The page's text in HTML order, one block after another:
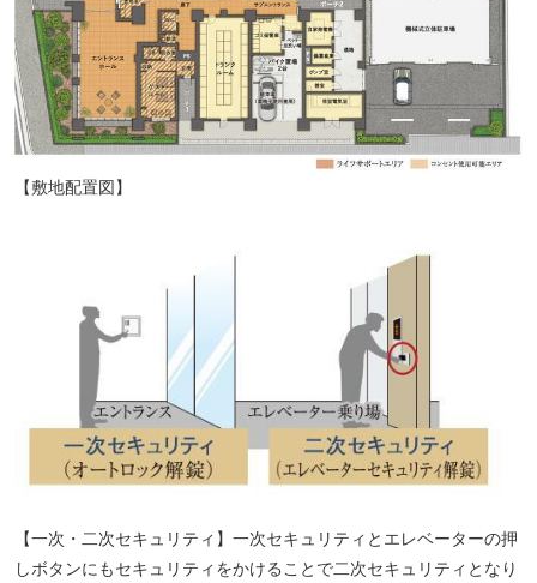
【敷地配置図】
【一次・二次セキュリティ】一次セキュリティとエレベーターの押
しボタンにもセキュリティをかけることで二次セキュリティとなり